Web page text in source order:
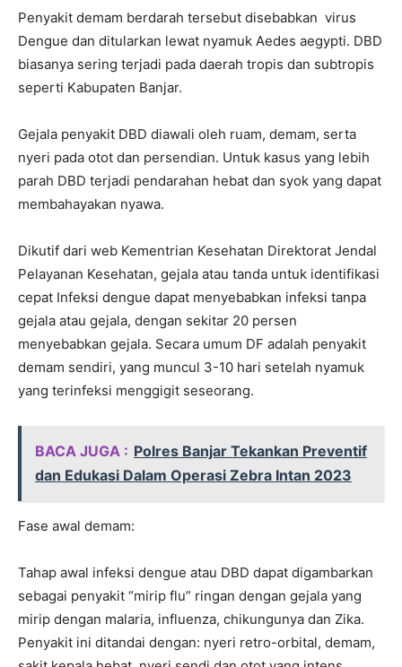
Penyakit demam berdarah tersebut disebabkan virus
Dengue dan ditularkan lewat nyamuk Aedes aegypti. DBD
biasanya sering terjadi pada daerah tropis dan subtropis
seperti Kabupaten Banjar.
Gejala penyakit DBD diawali oleh ruam, demam, serta
nyeri pada otot dan persendian. Untuk kasus yang lebih
parah DBD terjadi pendarahan hebat dan syok yang dapat
membahayakan nyawa.
Dikutif dari web Kementrian Kesehatan Direktorat Jendal
Pelayanan Kesehatan, gejala atau tanda untuk identifikasi
cepat Infeksi dengue dapat menyebabkan infeksi tanpa
gejala atau gejala, dengan sekitar 20 persen
menyebabkan gejala. Secara umum DF adalah penyakit
demam sendiri, yang muncul 3-10 hari setelah nyamuk
yang terinfeksi menggigit seseorang.
BACA JUGA : Polres Banjar Tekankan Preventif
dan Edukasi Dalam Operasi Zebra Intan 2023
Fase awal demam:
Tahap awal infeksi dengue atau DBD dapat digambarkan
sebagai penyakit “mirip flu” ringan dengan gejala yang
mirip dengan malaria, influenza, chikungunya dan Zika.
Penyakit ini ditandai dengan: nyeri retro-orbital, demam,